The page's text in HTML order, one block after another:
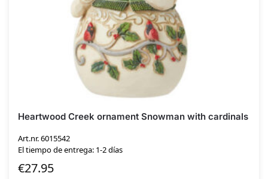
Heartwood Creek ornament Snowman with cardinals
Art.nr. 6015542
El tiempo de entrega: 1-2 días
€27.95